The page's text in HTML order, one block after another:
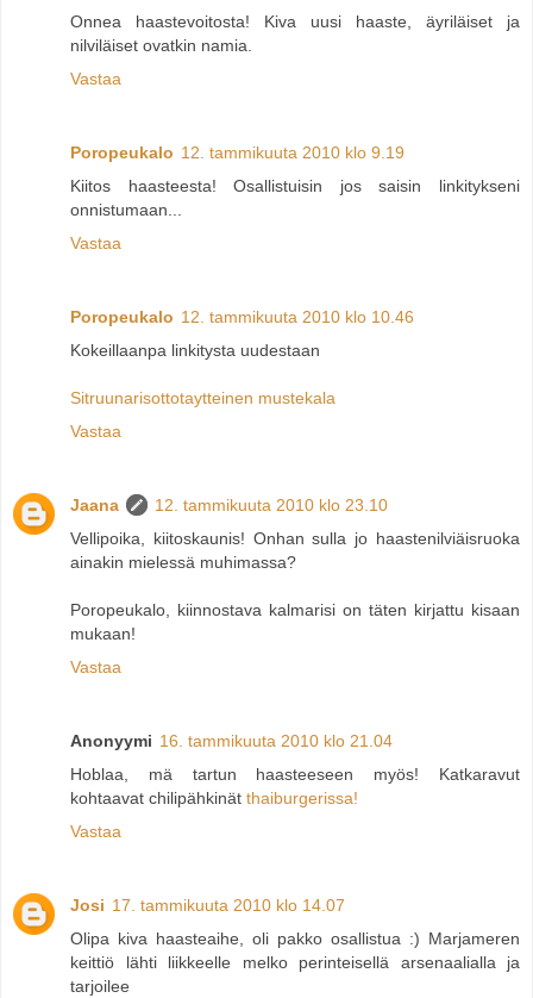
Onnea haastevoitosta! Kiva uusi haaste, äyriläiset ja
nilviläiset ovatkin namia.
Vastaa
Poropeukalo 12. tammikuuta 2010 klo 9.19
Kiitos haasteesta! Osallistuisin jos saisin linkitykseni
onnistumaan...
Vastaa
Poropeukalo 12. tammikuuta 2010 klo 10.46
Kokeillaanpa linkitysta uudestaan
Sitruunarisottotaytteinen mustekala
Vastaa
Jaana
12. tammikuuta 2010 klo 23.10
Vellipoika, kiitoskaunis! Onhan sulla jo haastenilviäisruoka
ainakin mielessä muhimassa?
Poropeukalo, kiinnostava kalmarisi on täten kirjattu kisaan
mukaan!
Vastaa
Anonyymi 16. tammikuuta 2010 klo 21.04
Hoblaa, mä tartun haasteeseen myös! Katkaravut
kohtaavat chilipähkinät thaiburgerissa!
Vastaa
Josi 17. tammikuuta 2010 klo 14.07
Olipa kiva haasteaihe, oli pakko osallistua :) Marjameren
keittiö lähti liikkeelle melko perinteisellä arsenaalialla ja
tarjoilee